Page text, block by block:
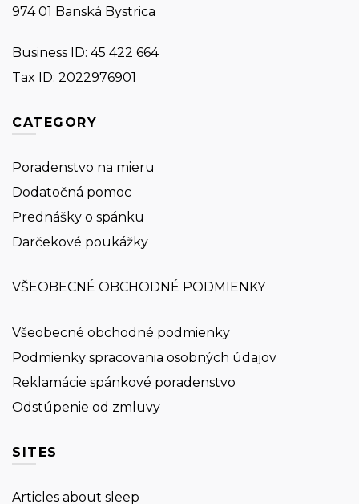
974 01 Banská Bystrica
Business ID: 45 422 664
Tax ID: 2022976901
CATEGORY
Poradenstvo na mieru
Dodatočná pomoc
Prednášky o spánku
Darčekové poukážky
VŠEOBECNÉ OBCHODNÉ PODMIENKY
Všeobecné obchodné podmienky
Podmienky spracovania osobných údajov
Reklamácie spánkové poradenstvo
Odstúpenie od zmluvy
SITES
Articles about sleep